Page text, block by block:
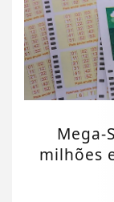
Mega-
milhões